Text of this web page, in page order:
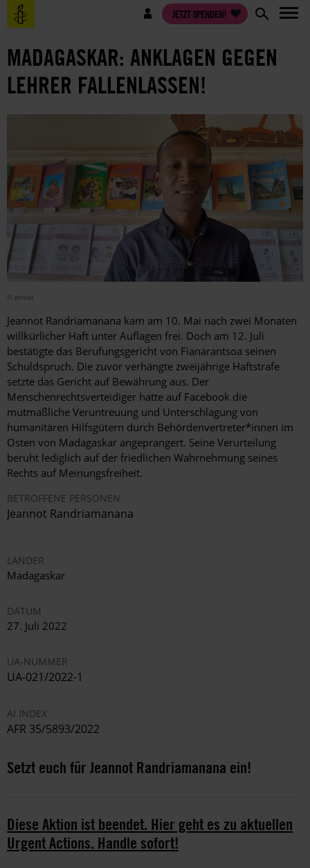
Direkt
zum
Benutzermenü JETZT SPENDEN!
MADAGASKAR: ANKLAGEN GEGEN
LEHRER FALLENLASSEN!
© privat
Jeannot Randriamanana kam am 10. Mai nach zwei Monaten
willkürlicher Haft unter Auflagen frei. Doch am 12. Juli
bestätigte das Berufungsgericht von Fianarantsoa seinen
Schuldspruch. Die zuvor verhängte zweijährige Haftstrafe
setzte das Gericht auf Bewährung aus. Der
Menschenrechtsverteidiger hatte auf Facebook die
mutmaßliche Veruntreuung und Unterschlagung von
humanitären Hilfsgütern durch Behördenvertreter*innen im
Osten von Madagaskar angeprangert. Seine Verurteilung
beruht lediglich auf der friedlichen Wahrnehmung seines
Rechts auf Meinungsfreiheit.
BETROFFENE PERSONEN
Jeannot Randriamanana
LÄNDER
Madagaskar
DATUM
27. Juli 2022
UA-NUMMER
UA-021/2022-1
AI INDEX
AFR 35/5893/2022
Setzt euch für Jeannot Randriamanana ein!
Diese Aktion ist beendet. Hier geht es zu aktuellen
Urgent Actions. Handle sofort!